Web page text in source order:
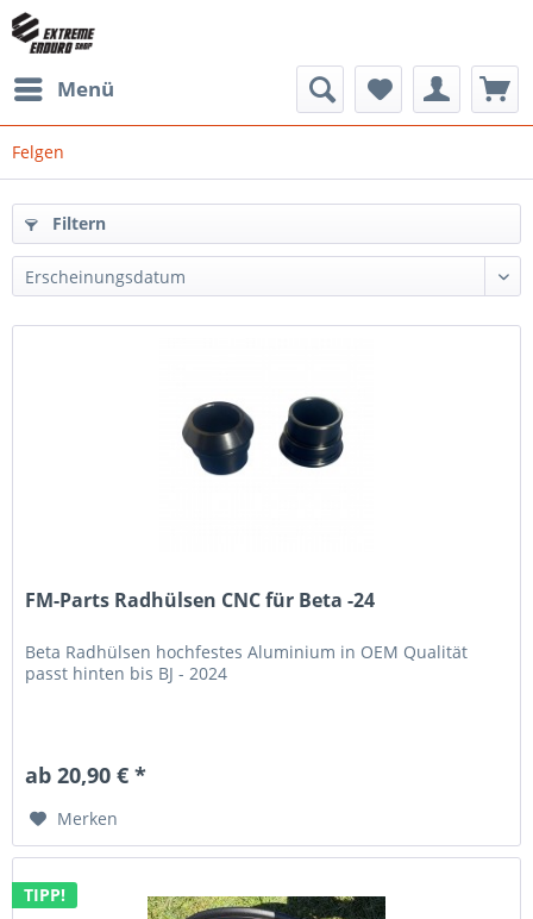
Menü
Felgen
Filtern
FM-Parts Radhülsen CNC für Beta -24
Beta Radhülsen hochfestes Aluminium in OEM Qualität
passt hinten bis BJ - 2024
ab 20,90 € *
Merken
TIPP!